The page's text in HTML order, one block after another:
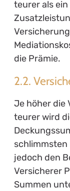
teurer als
die Prämie.
2.2.
Je höher die
teurer wird
schlimmsten
jedoch den
Versicherer
Summen